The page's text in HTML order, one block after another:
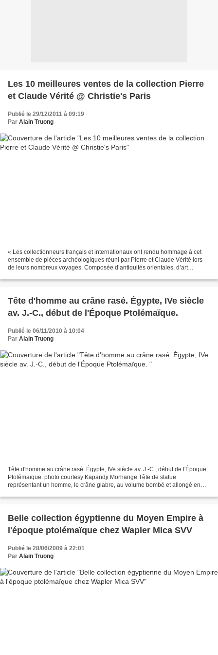
Les 10 meilleures ventes de la collection Pierre
et Claude Vérité @ Christie's Paris
Publié le 29/12/2011 à 09:19
Par Alain Truong
« Les collectionneurs français et internationaux ont rendu hommage à cet
ensemble de pièces archéologiques réuni par Pierre et Claude Vérité lors
de leurs nombreux voyages. Composée d’antiquités orientales, d’art
Tête d'homme au crâne rasé. Égypte, IVe siècle
av. J.-C., début de l'Époque Ptolémaïque.
Publié le 06/11/2010 à 10:04
Par Alain Truong
Tête d'homme au crâne rasé. Égypte, IVe siècle av. J.-C., début de l'Époque
Ptolémaïque. photo courtesy Kapandji Morhange Tête de statue
représentant un homme, le crâne glabre, au volume bombé et allongé en
Belle collection égyptienne du Moyen Empire à
l'époque ptolémaïque chez Wapler Mica SVV
Publié le 28/06/2009 à 22:01
Par Alain Truong